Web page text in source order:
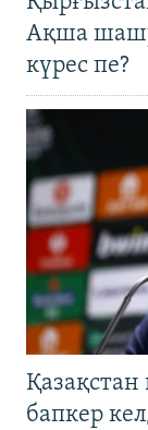
Ақша
күрес пе?
бапкер